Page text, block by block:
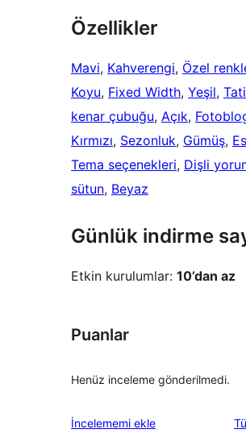
Özellikler
Mavi, Kahverengi, Özel
Koyu, Fixed Width, Yeşil,
kenar çubuğu, Açık,
Kırmızı, Sezonluk, Gümüş,
Tema seçenekleri, Dişli
sütun, Beyaz
Günlük indirme
Etkin kurulumlar: 10’dan az
Puanlar
Henüz inceleme gönderilmedi.
İncelememi ekle